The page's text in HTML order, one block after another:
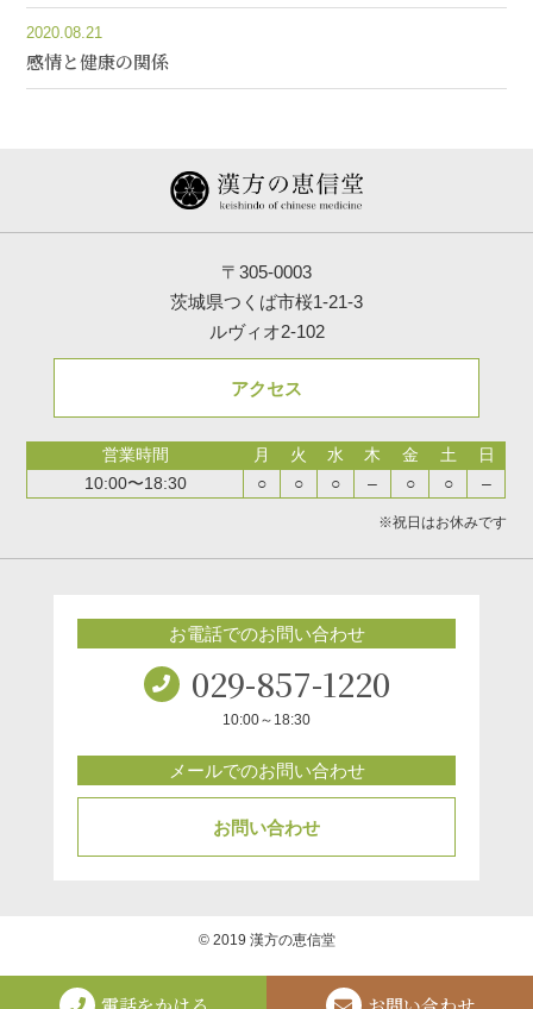
2020.08.21
感情と健康の関係
〒305-0003
茨城県つくば市桜1-21-3
ルヴィオ2-102
アクセス
営業時間 月 火 水 木 金 土
日
10:00〜18:30
○ ○ ○ – ○ ○ –
※祝日はお休みです
お電話でのお問い合わせ
029-857-1220
10:00～18:30
メールでのお問い合わせ
お問い合わせ
© 2019 漢方の恵信堂